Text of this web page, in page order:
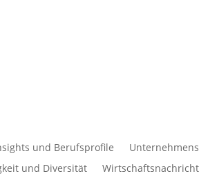
und Berufsprofile
und Diversität